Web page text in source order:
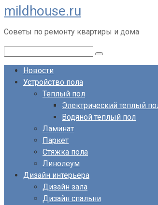
Перейти
к
контенту
mildhouse.ru
Советы по ремонту квартиры и дома
Новости
Устройство пола
Теплый пол
Электрический теплый
Водяной теплый пол
Ламинат
Паркет
Стяжка пола
Линолеум
Дизайн интерьера
Дизайн зала
Дизайн спальни